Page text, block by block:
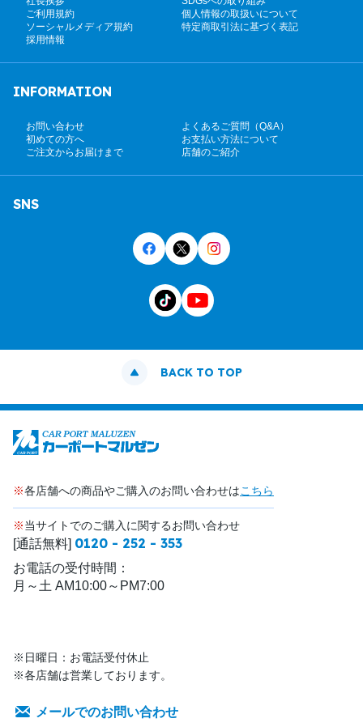
ご利用規約
個人情報の取扱いについて
ソーシャルメディア規約
特定商取引法に基づく表記
採用情報
INFORMATION
お問い合わせ
よくあるご質問（Q&A）
初めての方へ
お支払い方法について
ご注文からお届けまで
店舗のご紹介
SNS
BACK TO TOP
※各店舗への商品やご購入のお問い合わせはこちら
※当サイトでのご購入に関するお問い合わせ
[通話無料] 0120 - 252 - 353
お電話の受付時間：
月～土 AM10:00～PM7:00
※日曜日：お電話受付休止
※各店舗は営業しております。
メールでのお問い合わせ